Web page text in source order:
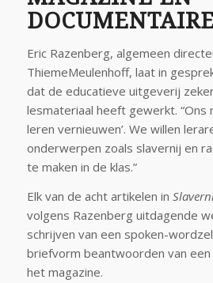
Eric Razenberg, algemeen
ThiemeMeulenhoff, laat in
dat de educatieve uitgeverij
lesmateriaal heeft gewerkt. “Ons
leren vernieuwen’. We willen
onderwerpen zoals slavernij en
te maken in de klas.”
Elk van de acht artikelen in
volgens Razenberg uitdagende
schrijven van een spoken-
briefvorm beantwoorden van
het magazine.